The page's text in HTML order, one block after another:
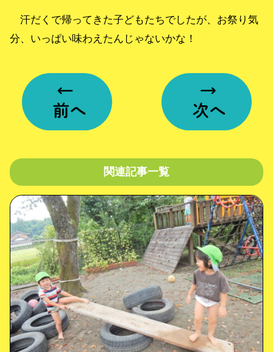
汗だくで帰ってきた子どもたちでしたが、お祭り気
分、いっぱい味わえたんじゃないかな！
関連記事一覧